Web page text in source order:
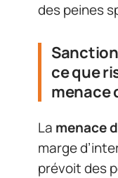
des peines
ce que
menace
La menace
marge
prévoit des